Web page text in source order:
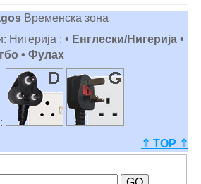
Временска зона
Нигерија : • Енглески/Нигерија •
• Фулах
⇑ TOP ⇑